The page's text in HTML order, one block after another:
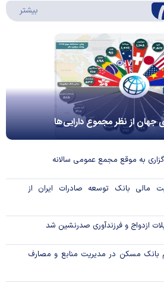
بیشتر
جهان از نظر مجموع دارایی‌ها
به موقع مجمع عمومی سالانه
حمایت مالی بانک توسعه صادرات ایران از
ازدواج و فرزندآوری صدرنشین شد
بانک مسکن در مدیریت منابع و مصارف